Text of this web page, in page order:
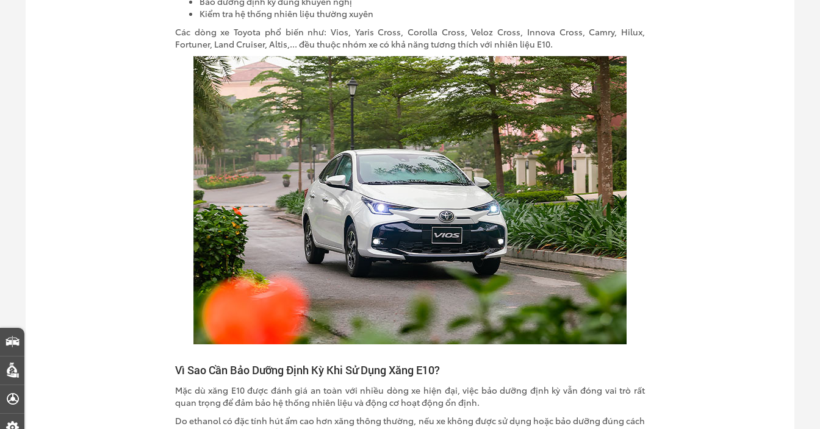
Kiểm tra hệ thống nhiên liệu thường xuyên
Các dòng xe Toyota phổ biến như: Vios, Yaris Cross, Corolla Cross, Veloz Cross, Innova Cross, Camry, Hilux,
Fortuner, Land Cruiser, Altis,... đều thuộc nhóm xe có khả năng tương thích với nhiên liệu E10.
Vì Sao Cần Bảo Dưỡng Định Kỳ Khi Sử Dụng Xăng E10?
Mặc dù xăng E10 được đánh giá an toàn với nhiều dòng xe hiện đại, việc bảo dưỡng định kỳ vẫn đóng vai trò rất
quan trọng để đảm bảo hệ thống nhiên liệu và động cơ hoạt động ổn định.
Do ethanol có đặc tính hút ẩm cao hơn xăng thông thường, nếu xe không được sử dụng hoặc bảo dưỡng đúng cách